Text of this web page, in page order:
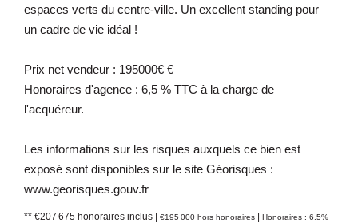
espaces verts du centre-ville. Un excellent standing pour
un cadre de vie idéal !
Prix net vendeur : 195000€ €
Honoraires d'agence : 6,5 % TTC à la charge de
l'acquéreur.
Les informations sur les risques auxquels ce bien est
exposé sont disponibles sur le site Géorisques :
www.georisques.gouv.fr
** €207 675 honoraires inclus | €195 000 hors honoraires | Honoraires : 6.5%